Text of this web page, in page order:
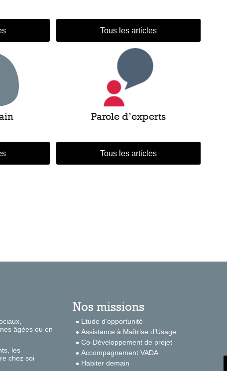
Tous les articles
Parole d’experts
Tous les articles
âgées ou en
les
chez soi
Nos missions
Etude d’opportunité
Assistance à Maîtrise d’Usage
Co-Développement de projet
Accompagnement VADA
Habiter demain